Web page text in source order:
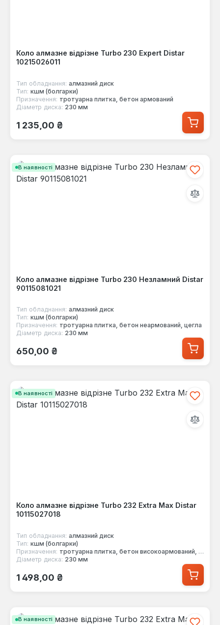
Коло алмазне відрізне Turbo 230 Expert Distar
10215026011
Тип обладнання: алмазний диск
Тип: кшм (болгарки)
Призначення: тротуарна плитка, бетон армований
Діаметр диска: 230 мм
Звичайна ціна:
1 235,00 ₴
В наявності
Коло алмазне відрізне Turbo 230 Незламний Distar
90115081021
Тип обладнання: алмазний диск
Тип: кшм (болгарки)
Призначення: тротуарна плитка, бетон неармований, цегла
Діаметр диска: 230 мм
Звичайна ціна:
650,00 ₴
В наявності
Коло алмазне відрізне Turbo 232 Extra Max Distar
10115027018
Тип обладнання: алмазний диск
Тип: кшм (болгарки)
Призначення: тротуарна плитка, бетон високоармований, бетон армований, цегла, черепиця
Діаметр диска: 230 мм
Звичайна ціна:
1 498,00 ₴
В наявності